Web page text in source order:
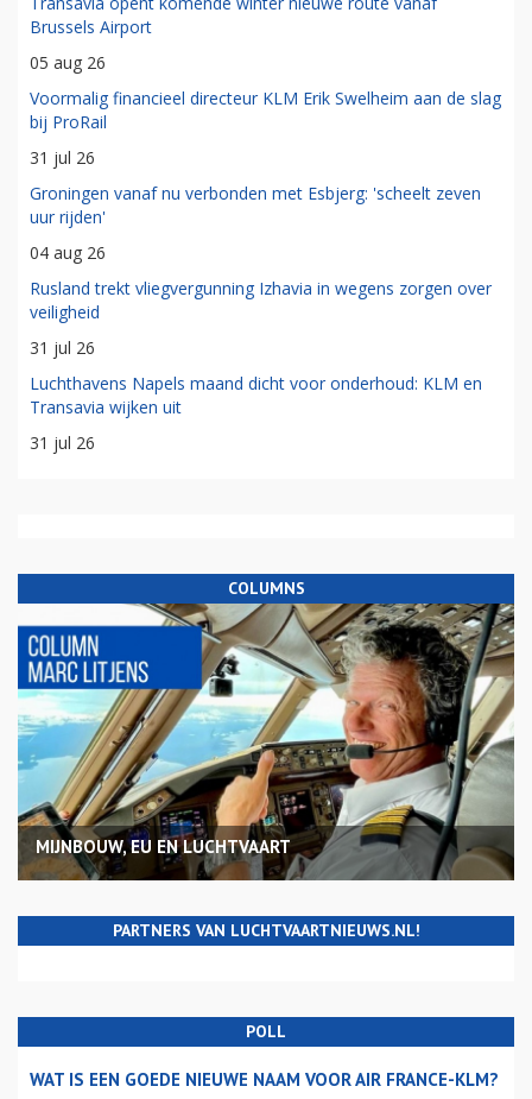
Brussels Airport
05 aug 26
Voormalig financieel directeur KLM Erik Swelheim aan de slag
bij ProRail
31 jul 26
Groningen vanaf nu verbonden met Esbjerg: 'scheelt zeven
uur rijden'
04 aug 26
Rusland trekt vliegvergunning Izhavia in wegens zorgen over
veiligheid
31 jul 26
Luchthavens Napels maand dicht voor onderhoud: KLM en
Transavia wijken uit
31 jul 26
COLUMNS
MIJNBOUW, EU EN LUCHTVAART
PARTNERS VAN LUCHTVAARTNIEUWS.NL!
POLL
WAT IS EEN GOEDE NIEUWE NAAM VOOR AIR FRANCE-KLM?